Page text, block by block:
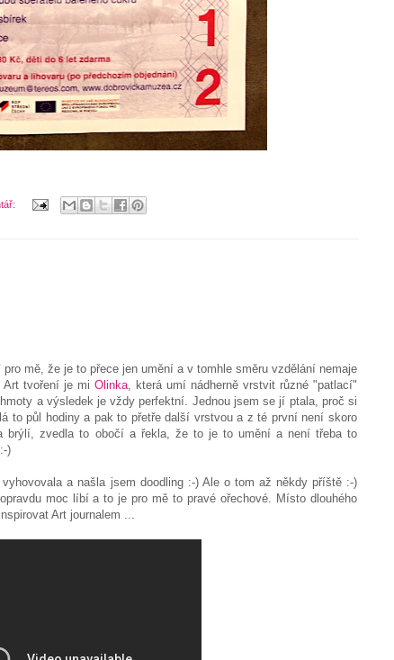
mě, že je to přece jen umění a v tomhle směru vzdělání nemaje
Art tvoření je mi Olinka , která umí nádherně vrstvit různé "patlací"
a výsledek je vždy perfektní. Jednou jsem se jí ptala, proč si
to půl hodiny a pak to přetře další vrstvou a z té první není skoro
brýlí, zvedla to obočí a řekla, že to je to umění a není třeba to
)
a našla jsem doodling :-) Ale o tom až někdy příště :-)
moc líbí a to je pro mě to pravé ořechové. Místo dlouhého
Art journalem ...